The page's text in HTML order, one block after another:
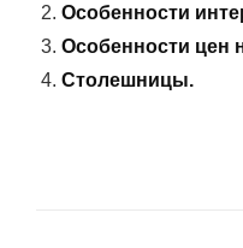
Особенности
Особенности цен
Столешницы.